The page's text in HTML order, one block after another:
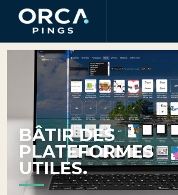
Orca
BÂTIR DES
PLATEFORMES
UTILES.